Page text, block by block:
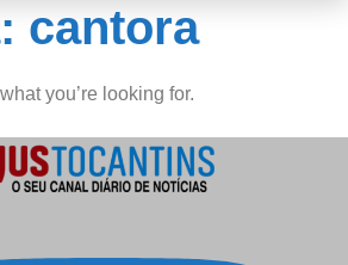
cantora
you’re looking for.